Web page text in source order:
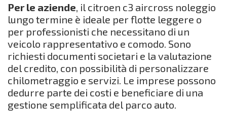
Per le aziende, il citroen c3 aircross noleggio
lungo termine è ideale per flotte leggere o
per professionisti che necessitano di un
veicolo rappresentativo e comodo. Sono
richiesti documenti societari e la valutazione
del credito, con possibilità di personalizzare
chilometraggio e servizi. Le imprese possono
dedurre parte dei costi e beneficiare di una
gestione semplificata del parco auto.